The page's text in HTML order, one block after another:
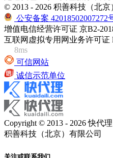
© 2013 - 2026 积善科技（北京
公安备案 42018502007272
增值电信经营许可证 京B2-
互联网虚拟专用网业务许可证
8ms
可信网站
诚信示范单位
Copyright © 2013 - 2026 快代理
积善科技（北京）有限公司